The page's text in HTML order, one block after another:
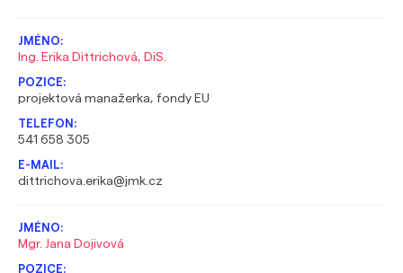
Ing. Erika Dittrichová, DiS.
projektová manažerka, fondy EU
541 658 305
dittrichova.erika@jmk.cz
Mgr. Jana Dojivová